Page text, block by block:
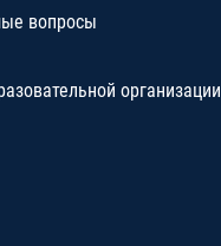
вопросы
организации